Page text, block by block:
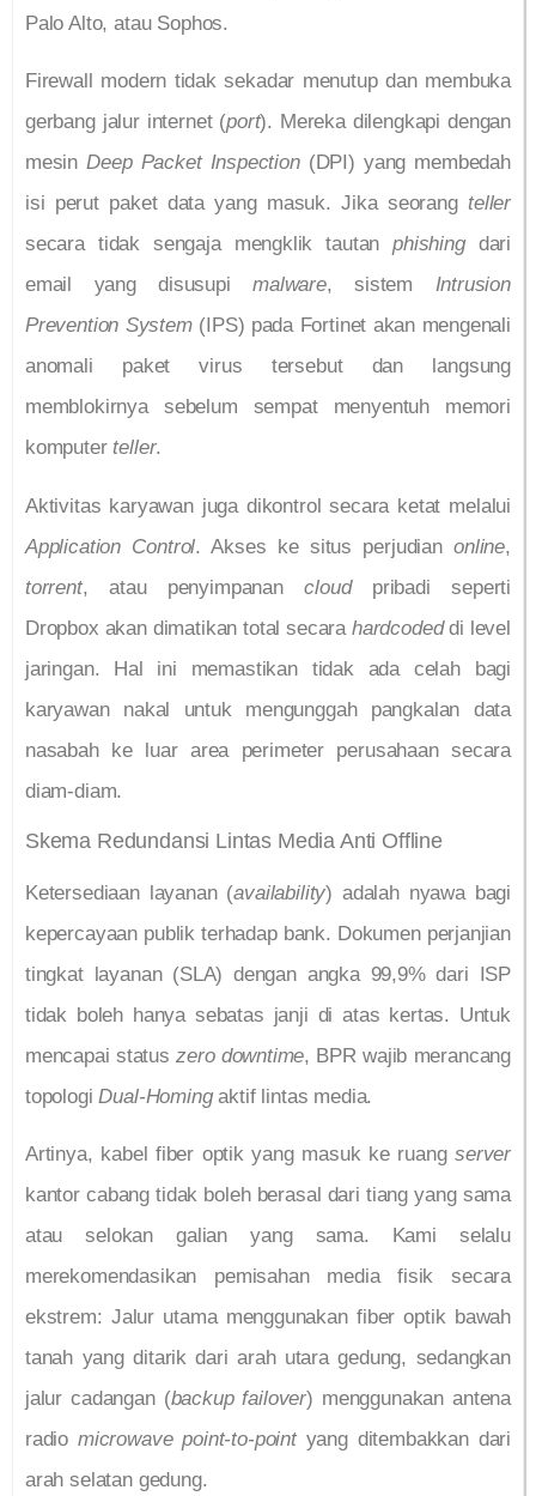
Palo Alto, atau Sophos.
Firewall modern tidak sekadar menutup dan membuka
gerbang jalur internet (port). Mereka dilengkapi dengan
mesinDeep Packet Inspection(DPI) yang membedah
isi perut paket data yang masuk. Jika seorangteller
secara tidak sengaja mengklik tautanphishingdari
email yang disusupimalware, sistem Intrusion
Prevention System(IPS) pada Fortinet akan mengenali
anomali paket virus tersebut dan langsung
memblokirnya sebelum sempat menyentuh memori
komputerteller.
Aktivitas karyawan juga dikontrol secara ketat melalui
Application Control. Akses ke situs perjudianonline,
torrent, atau penyimpanancloudpribadi seperti
Dropbox akan dimatikan total secara hardcodeddi level
jaringan. Hal ini memastikan tidak ada celah bagi
karyawan nakal untuk mengunggah pangkalan data
nasabah ke luar area perimeter perusahaan secara
diam-diam.
Skema Redundansi Lintas Media Anti Offline
Ketersediaan layanan (availability) adalah nyawa bagi
kepercayaan publik terhadap bank. Dokumen perjanjian
tingkat layanan (SLA) dengan angka 99,9% dari ISP
tidak boleh hanya sebatas janji di atas kertas. Untuk
mencapai statuszero downtime, BPR wajib merancang
topologiDual-Homingaktif lintas media.
Artinya, kabel fiber optik yang masuk ke ruangserver
kantor cabang tidak boleh berasal dari tiang yang sama
atau selokan galian yang sama. Kami selalu
merekomendasikan pemisahan media fisik secara
ekstrem: Jalur utama menggunakan fiber optik bawah
tanah yang ditarik dari arah utara gedung, sedangkan
jalur cadangan (backup failover) menggunakan antena
radio microwave point-to-pointyang ditembakkan dari
arah selatan gedung.